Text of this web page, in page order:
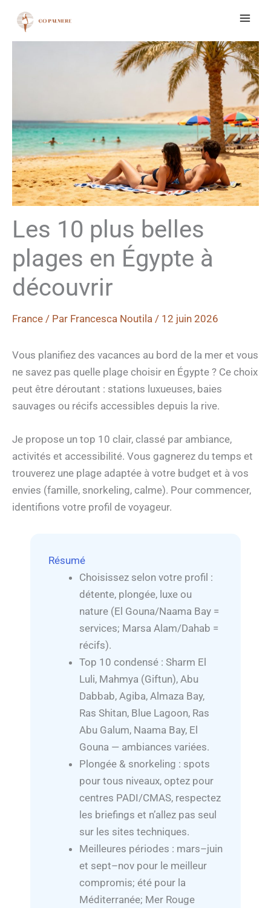
contenu
Les 10 plus belles
plages en Égypte à
découvrir
France / Par Francesca Noutila / 12 juin 2026
Vous planifiez des vacances au bord de la mer et vous
ne savez pas quelle plage choisir en Égypte ? Ce choix
peut être déroutant : stations luxueuses, baies
sauvages ou récifs accessibles depuis la rive.
Je propose un top 10 clair, classé par ambiance,
activités et accessibilité. Vous gagnerez du temps et
trouverez une plage adaptée à votre budget et à vos
envies (famille, snorkeling, calme). Pour commencer,
identifions votre profil de voyageur.
Résumé
Choisissez selon votre profil :
détente, plongée, luxe ou
nature (El Gouna/Naama Bay =
services; Marsa Alam/Dahab =
récifs).
Top 10 condensé : Sharm El
Luli, Mahmya (Giftun), Abu
Dabbab, Agiba, Almaza Bay,
Ras Shitan, Blue Lagoon, Ras
Abu Galum, Naama Bay, El
Gouna — ambiances variées.
Plongée & snorkeling : spots
pour tous niveaux, optez pour
centres PADI/CMAS, respectez
les briefings et n’allez pas seul
sur les sites techniques.
Meilleures périodes : mars–juin
et sept–nov pour le meilleur
compromis; été pour la
Méditerranée; Mer Rouge